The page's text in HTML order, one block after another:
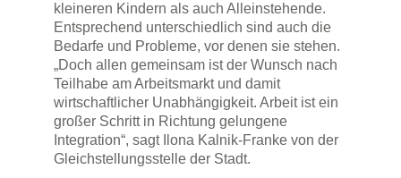
kleineren Kindern als auch Alleinstehende.
Entsprechend unterschiedlich sind auch die
Bedarfe und Probleme, vor denen sie stehen.
„Doch allen gemeinsam ist der Wunsch nach
Teilhabe am Arbeitsmarkt und damit
wirtschaftlicher Unabhängigkeit. Arbeit ist ein
großer Schritt in Richtung gelungene
Integration“, sagt Ilona Kalnik-Franke von der
Gleichstellungsstelle der Stadt.